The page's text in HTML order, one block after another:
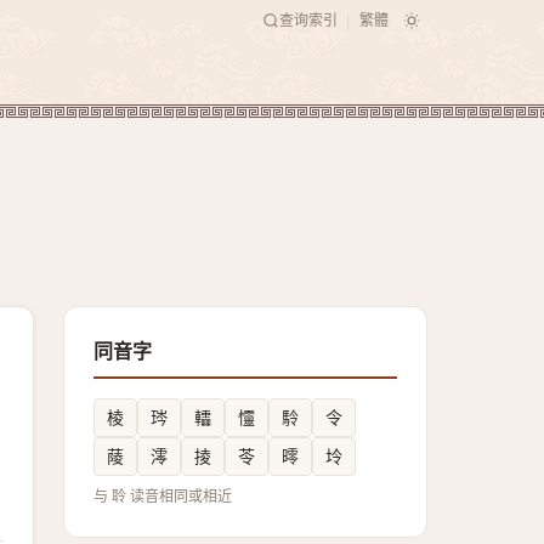
查询索引 繁體
同音字
棱 琌 䡼 㦭 駖
令
䔖
澪 掕 苓 㬡 坽
与 聆 读音相同或相近